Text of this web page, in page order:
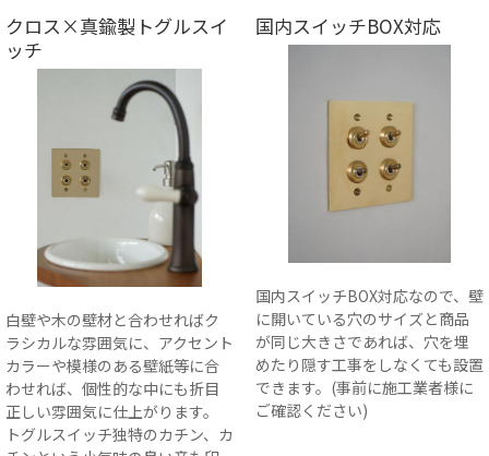
クロス×真鍮製トグルスイ
ッチ
白壁や木の壁材と合わせればク
ラシカルな雰囲気に、アクセント
カラーや模様のある壁紙等に合
わせれば、個性的な中にも折目
正しい雰囲気に仕上がります。
トグルスイッチ独特のカチン、カ
国内スイッチBOX対応
国内スイッチBOX対応なので、壁
に開いている穴のサイズと商品
が同じ大きさであれば、穴を埋
めたり隠す工事をしなくても設置
できます。(事前に施工業者様に
ご確認ください)